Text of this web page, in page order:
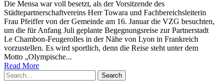
Die Mensa war voll besetzt, als der Vorsitzende des
Städtepartnerschaftvereins Herr Towara und Fachbereichsleiterin
Frau Pfeiffer von der Gemeinde am 16. Januar die VZG besuchten,
um die für Anfang Juli geplante Begegnungsreise zur Partnerstadt
Le Chambon-Feugerolles in der Nähe von Lyon in Frankreich
vorzustellen. Es wird sportlich, denn die Reise steht unter dem
Motto „Olympische...
Read More